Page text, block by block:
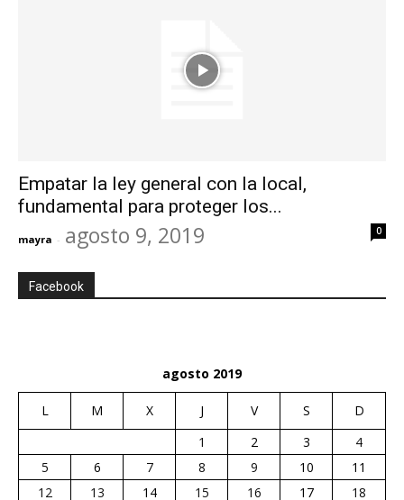
Empatar la ley general con la local,
fundamental para proteger los...
mayra - agosto 9, 2019 0
Facebook
agosto 2019
L M X J V S
D
1
2 3
4
5
6 7 8 9 10
11
12
13 14 15 16 17
18